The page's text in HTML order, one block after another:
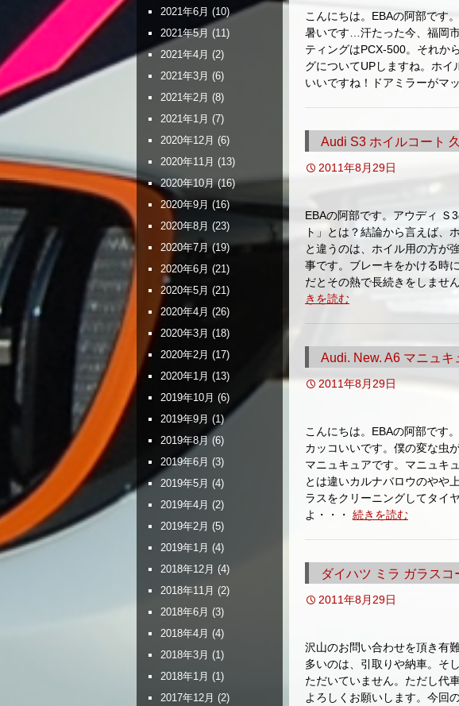
こんにちは。EBAの阿部です
暑いです…汗たった今、福岡
ティングはPCX-500。それか
グについてUPしますね。ホイ
いいですね！ドアミラーがマ
Audi S3 ホイルコート
2011年8月29日
EBAの阿部です。アウディ Ｓ
ト」とは？結論から言えば、
と違うのは、ホイル用の方が
事です。ブレーキをかける時
だとその熱で長続きをしませ
きを読む
Audi. New. A6 マニュキ
2011年8月29日
こんにちは。EBAの阿部です
カッコいいです。僕の変な虫
マニュキュアです。マニュキ
とは違いカルナバロウのやや
ラスをクリーニングしてタイ
よ・・・ 続きを読む
ダイハツ ミラ ガラス
2011年8月29日
沢山のお問い合わせを頂き有
多いのは、引取りや納車。そ
ただいていません。ただし代
よろしくお願いします。今回
2021年6月 (10)
2021年5月 (11)
2021年4月 (2)
2021年3月 (6)
2021年2月 (8)
2021年1月 (7)
2020年12月 (6)
2020年11月 (13)
2020年10月(16)
2020年9月 (16)
2020年8月 (23)
2020年7月(19)
2020年6月 (21)
2020年5月 (21)
2020年4月 (26)
2020年3月 (18)
2020年2月 (17)
2020年1月 (13)
2019年10月 (6)
2019年9月 (1)
2019年8月 (6)
2019年6月 (3)
2019年5月 (4)
2019年4月 (2)
2019年2月 (5)
2019年1月 (4)
2018年12月 (4)
2018年11月 (2)
2018年6月 (3)
2018年4月 (4)
2018年3月 (1)
2018年1月 (1)
2017年12月 (2)